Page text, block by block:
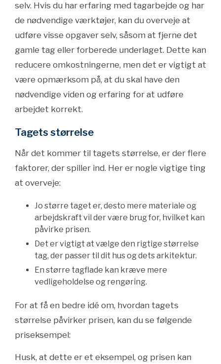
selv. Hvis du har erfaring med tagarbejde og har
de nødvendige værktøjer, kan du overveje at
udføre visse opgaver selv, såsom at fjerne det
gamle tag eller forberede underlaget. Dette kan
reducere omkostningerne, men det er vigtigt at
være opmærksom på, at du skal have den
nødvendige viden og erfaring for at udføre
arbejdet korrekt.
Tagets størrelse
Når det kommer til tagets størrelse, er der flere
faktorer, der spiller ind. Her er nogle vigtige ting
at overveje:
Jo større taget er, desto mere materiale og
arbejdskraft vil der være brug for, hvilket kan
påvirke prisen.
Det er vigtigt at vælge den rigtige størrelse
tag, der passer til dit hus og dets arkitektur.
En større tagflade kan kræve mere
vedligeholdelse og rengøring.
For at få en bedre idé om, hvordan tagets
størrelse påvirker prisen, kan du se følgende
priseksempel:
Husk, at dette er et eksempel, og prisen kan